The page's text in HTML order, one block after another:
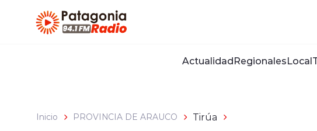
ActualidadRegionalesLocal
Inicio PROVINCIA DE ARAUCO Tirúa